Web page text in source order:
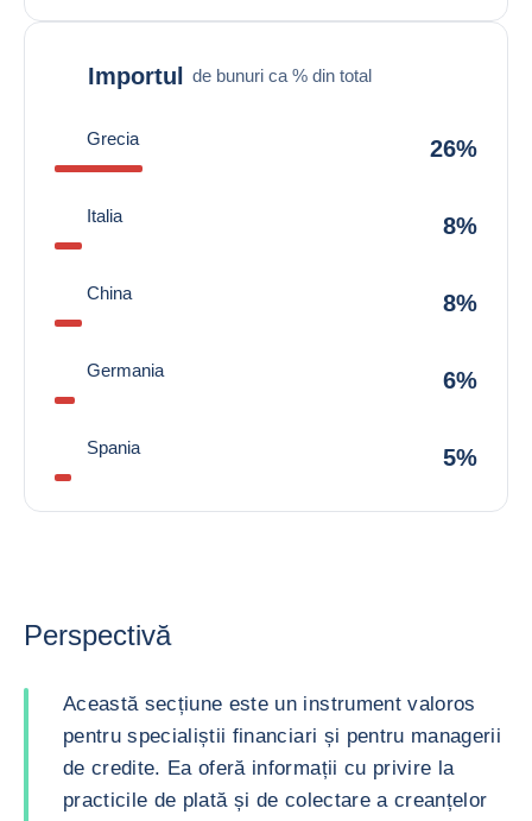
Importul de bunuri ca % din total
Grecia 26%
Italia 8%
China 8%
Germania 6%
Spania 5%
Perspectivă
Această secțiune este un instrument valoros
pentru specialiștii financiari și pentru managerii
de credite. Ea oferă informații cu privire la
practicile de plată și de colectare a creanțelor